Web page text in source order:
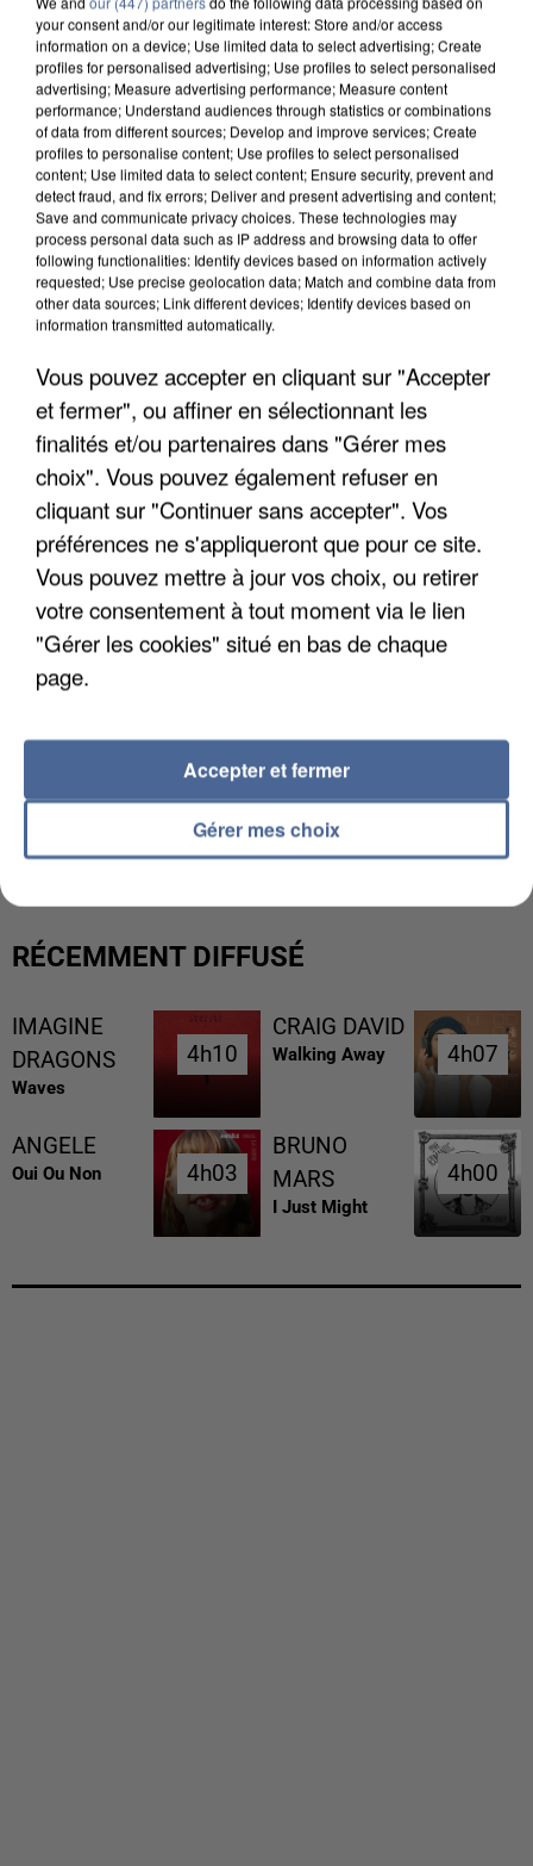
DE FAUNE SAUVAGE SONT...
L’UN DES FONDATEURS SUPPOSÉS DE LA DZ
MAFIA INTERPELLÉ EN ALGÉRIE
RÉCEMMENT DIFFUSÉ
IMAGINE
DRAGONS
Waves
4h10
4h10
CRAIG DAVID
Walking Away 4h07
4h07
ANGELE
Oui Ou Non 4h03
4h03
BRUNO
MARS
I Just Might
4h00
4h00
your consent and/or our legitimate interest: Store and/or access
information on a device; Use limited data to select advertising; Create
profiles for personalised advertising; Use profiles to select personalised
advertising; Measure advertising performance; Measure content
performance; Understand audiences through statistics or combinations
of data from different sources; Develop and improve services; Create
profiles to personalise content; Use profiles to select personalised
content; Use limited data to select content; Ensure security, prevent and
detect fraud, and fix errors; Deliver and present advertising and content;
Save and communicate privacy choices. These technologies may
process personal data such as IP address and browsing data to offer
following functionalities: Identify devices based on information actively
requested; Use precise geolocation data; Match and combine data from
other data sources; Link different devices; Identify devices based on
information transmitted automatically.
Vous pouvez accepter en cliquant sur "Accepter
et fermer", ou affiner en sélectionnant les
finalités et/ou partenaires dans "Gérer mes
choix". Vous pouvez également refuser en
cliquant sur "Continuer sans accepter". Vos
préférences ne s'appliqueront que pour ce site.
Vous pouvez mettre à jour vos choix, ou retirer
votre consentement à tout moment via le lien
"Gérer les cookies" situé en bas de chaque
page.
Gérer mes choix
Accepter et fermer